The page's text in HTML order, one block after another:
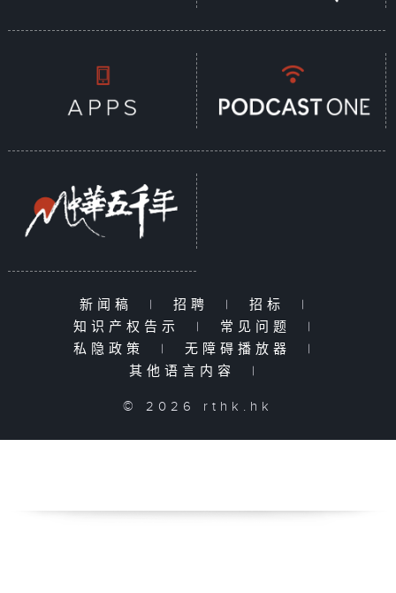
新闻稿 | 招聘 | 招标
|
知识产权告示
| 常见问题
|
私隐政策
| 无障碍播放器
|
其他语言内容
|
© 2026 rthk.hk